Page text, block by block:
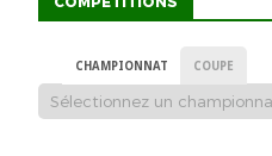
CHAMPIONNAT COUPE